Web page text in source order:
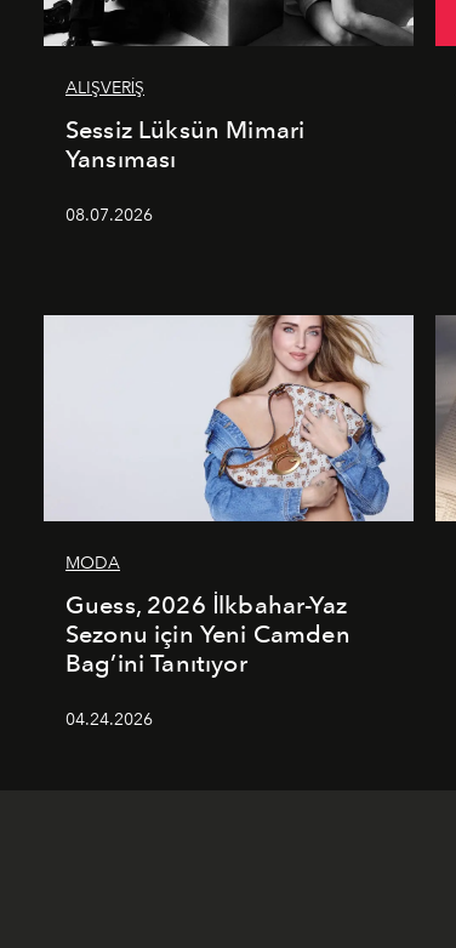
ALIŞVERİŞ
Sessiz Lüksün Mimari
Yansıması
08.07.2026
MODA
Guess, 2026 İlkbahar-Yaz
Sezonu için Yeni Camden
Bag’ini Tanıtıyor
04.24.2026